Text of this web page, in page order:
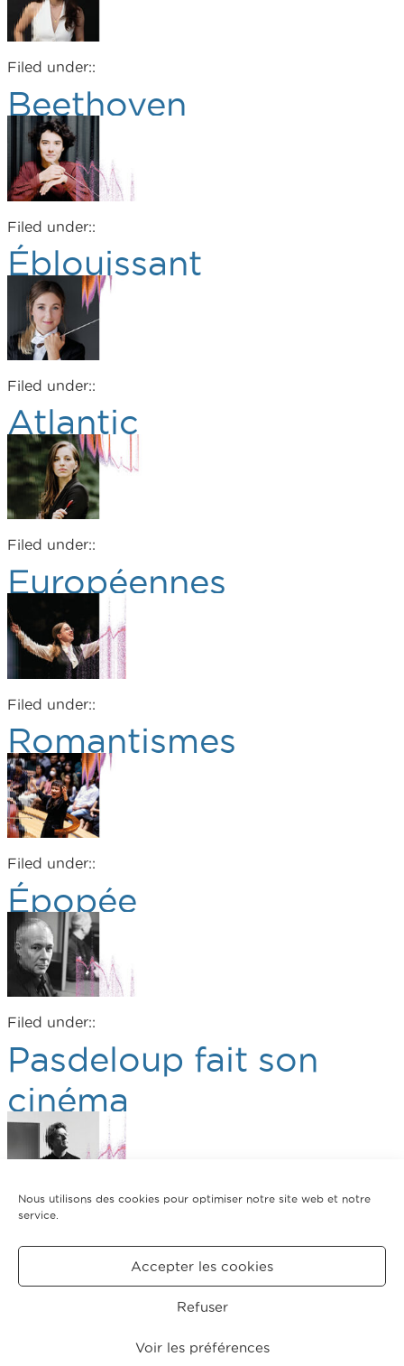
Nous utilisons des cookies pour optimiser notre site web et notre
service.
Accepter les cookies
Refuser
Voir les préférences
Filed under::
Beethoven
Filed under::
Éblouissant
Filed under::
Atlantic
Filed under::
Européennes
Filed under::
Romantismes
Filed under::
Épopée
Filed under::
Pasdeloup fait son
cinéma
Filed under::
25 26 27 →
LÉGALES
(UE)